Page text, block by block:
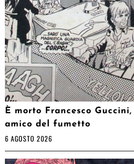
È morto Francesco
amico del fumetto
6 AGOSTO 2026